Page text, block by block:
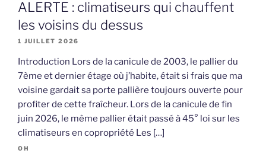
ALERTE : climatiseurs qui chauffent
les voisins du dessus
1 JUILLET 2026
Introduction Lors de la canicule de 2003, le pallier du
7ème et dernier étage où j’habite, était si frais que ma
voisine gardait sa porte pallière toujours ouverte pour
profiter de cette fraîcheur. Lors de la canicule de fin
juin 2026, le même pallier était passé à 45° loi sur les
climatiseurs en copropriété Les […]
OH